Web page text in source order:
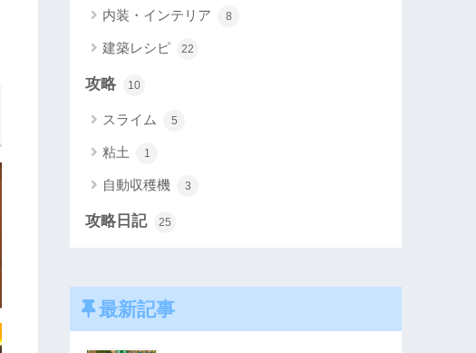
内装・インテリア 8
建築レシピ 22
攻略 10
スライム 5
粘土 1
自動収穫機 3
攻略日記 25
最新記事